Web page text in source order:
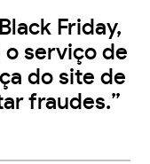
Friday,
serviço de
do site de
fraudes.”